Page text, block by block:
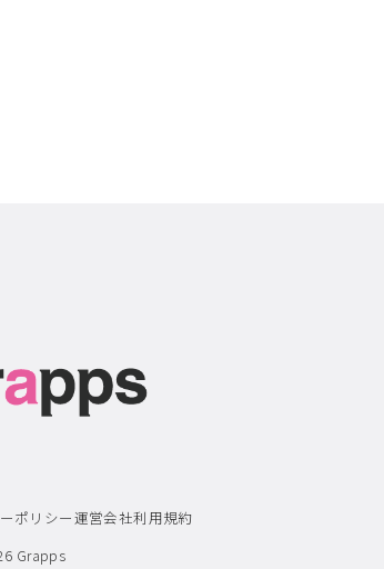
ポリシー運営会社利用規約
Grapps